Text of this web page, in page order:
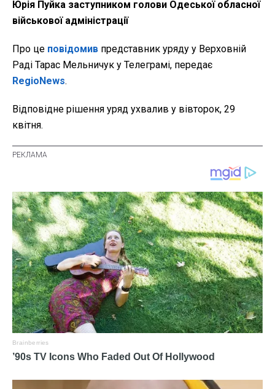
Юрія Пуйка заступником голови Одеської обласної
військової адміністрації
Про це повідомив представник уряду у Верховній
Раді Тарас Мельничук у Телеграмі, передає
RegioNews.
Відповідне рішення уряд ухвалив у вівторок, 29
квітня.